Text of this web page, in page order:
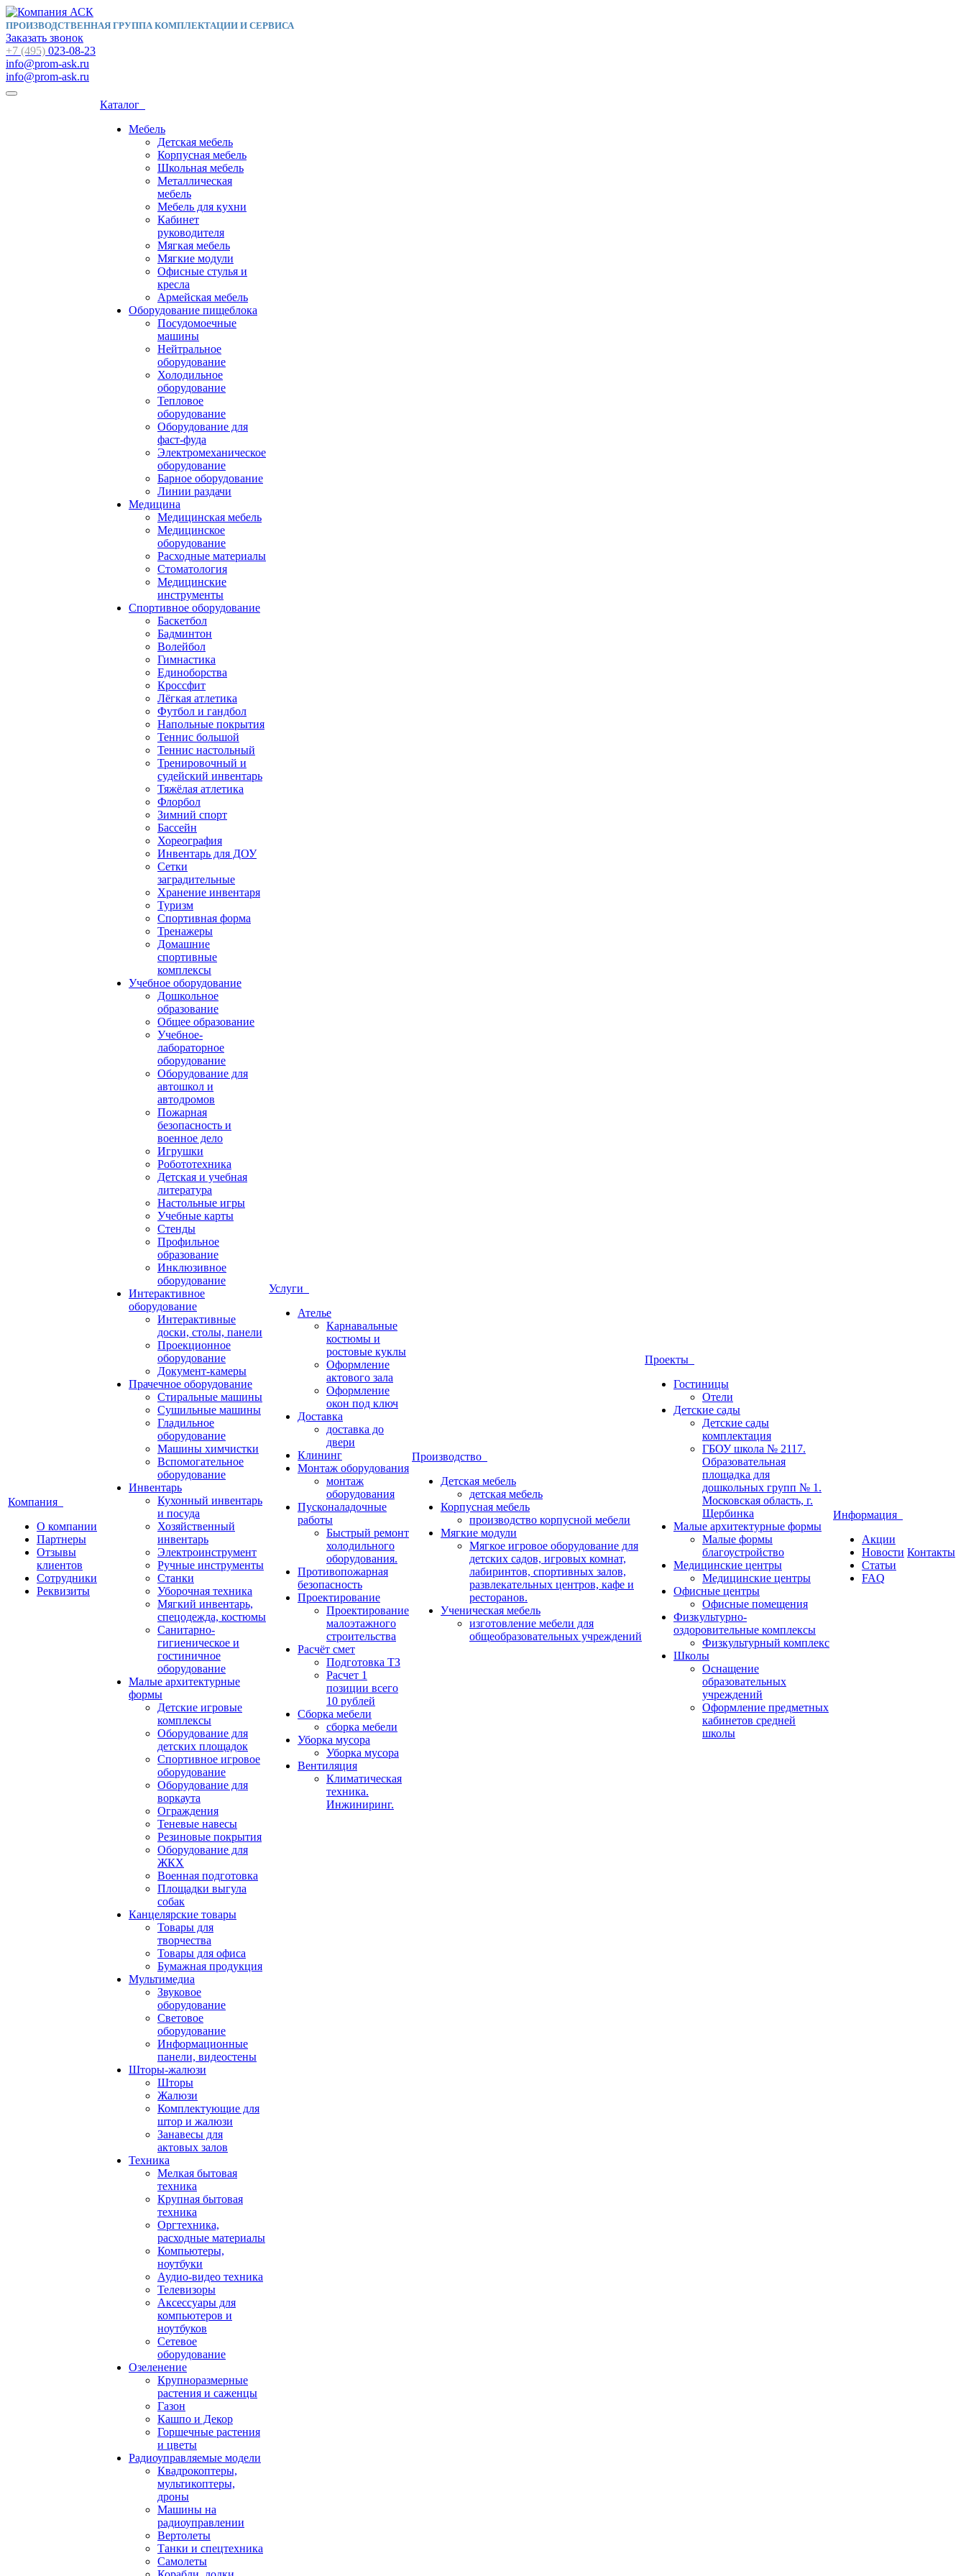
ПРОИЗВОДСТВЕННАЯ ГРУППА КОМПЛЕКТАЦИИ И СЕРВИСА
Заказать звонок
+7 (495) 023-08-23
info@prom-ask.ru
info@prom-ask.ru
Компания
О компании
Партнеры
Отзывы
клиентов
Сотрудники
Реквизиты
Каталог
Мебель
Детская мебель
Корпусная мебель
Школьная мебель
Металлическая
мебель
Мебель для кухни
Кабинет
руководителя
Мягкая мебель
Мягкие модули
Офисные стулья и
кресла
Армейская мебель
Оборудование пищеблока
Посудомоечные
машины
Нейтральное
оборудование
Холодильное
оборудование
Тепловое
оборудование
Оборудование для
фаст-фуда
Электромеханическое
оборудование
Барное оборудование
Линии раздачи
Медицина
Медицинская мебель
Медицинское
оборудование
Расходные материалы
Стоматология
Медицинские
инструменты
Спортивное оборудование
Баскетбол
Бадминтон
Волейбол
Гимнастика
Единоборства
Кроссфит
Лёгкая атлетика
Футбол и гандбол
Напольные покрытия
Теннис большой
Теннис настольный
Тренировочный и
судейский инвентарь
Тяжёлая атлетика
Флорбол
Зимний спорт
Бассейн
Хореография
Инвентарь для ДОУ
Сетки
заградительные
Хранение инвентаря
Туризм
Спортивная форма
Тренажеры
Домашние
спортивные
комплексы
Учебное оборудование
Дошкольное
образование
Общее образование
Учебное-
лабораторное
оборудование
Оборудование для
автошкол и
автодромов
Пожарная
безопасность и
военное дело
Игрушки
Робототехника
Детская и учебная
литература
Настольные игры
Учебные карты
Стенды
Профильное
образование
Инклюзивное
оборудование
Интерактивное
оборудование
Интерактивные
доски, столы, панели
Проекционное
оборудование
Документ-камеры
Прачечное оборудование
Стиральные машины
Сушильные машины
Гладильное
оборудование
Машины химчистки
Вспомогательное
оборудование
Инвентарь
Кухонный инвентарь
и посуда
Хозяйственный
инвентарь
Электроинструмент
Ручные инструменты
Станки
Уборочная техника
Мягкий инвентарь,
спецодежда, костюмы
Санитарно-
гигиеническое и
гостиничное
оборудование
Малые архитектурные
формы
Детские игровые
комплексы
Оборудование для
детских площадок
Спортивное игровое
оборудование
Оборудование для
воркаута
Ограждения
Теневые навесы
Резиновые покрытия
Оборудование для
ЖКХ
Военная подготовка
Площадки выгула
собак
Канцелярские товары
Товары для
творчества
Товары для офиса
Бумажная продукция
Мультимедиа
Звуковое
оборудование
Световое
оборудование
Информационные
панели, видеостены
Шторы-жалюзи
Шторы
Жалюзи
Комплектующие для
штор и жалюзи
Занавесы для
актовых залов
Техника
Мелкая бытовая
техника
Крупная бытовая
техника
Оргтехника,
расходные материалы
Компьютеры,
ноутбуки
Аудио-видео техника
Телевизоры
Аксессуары для
компьютеров и
ноутбуков
Сетевое
оборудование
Озеленение
Крупноразмерные
растения и саженцы
Газон
Кашпо и Декор
Горшечные растения
и цветы
Радиоуправляемые модели
Квадрокоптеры,
мультикоптеры,
дроны
Машины на
радиоуправлении
Вертолеты
Танки и спецтехника
Самолеты
Услуги
Ателье
Карнавальные
костюмы и
ростовые куклы
Оформление
актового зала
Оформление
окон под ключ
Доставка
доставка до
двери
Клининг
Монтаж оборудования
монтаж
оборудования
Пусконаладочные
работы
Быстрый ремонт
холодильного
оборудования.
Противопожарная
безопасность
Проектирование
Проектирование
малоэтажного
строительства
Расчёт смет
Подготовка ТЗ
Расчет 1
позиции всего
10 рублей
Сборка мебели
сборка мебели
Уборка мусора
Уборка мусора
Вентиляция
Климатическая
техника.
Инжиниринг.
Производство
Детская мебель
детская мебель
Корпусная мебель
производство корпусной мебели
Мягкие модули
Мягкое игровое оборудование для
детских садов, игровых комнат,
лабиринтов, спортивных залов,
развлекательных центров, кафе и
ресторанов.
Ученическая мебель
изготовление мебели для
общеобразовательных учреждений
Проекты
Гостиницы
Отели
Детские сады
Детские сады
комплектация
ГБОУ школа № 2117.
Образовательная
площадка для
дошкольных групп № 1.
Московская область, г.
Щербинка
Малые архитектурные формы
Малые формы
благоустройство
Медицинские центры
Медицинские центры
Офисные центры
Офисные помещения
Физкультурно-
оздоровительные комплексы
Физкультурный комплекс
Школы
Оснащение
образовательных
учреждений
Оформление предметных
кабинетов средней
школы
Информация
Акции
Новости
Статьи
FAQ
Контакты